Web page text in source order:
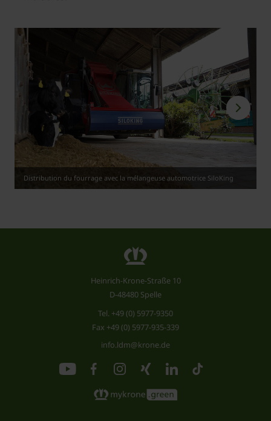
Distribution du fourrage avec la mélangeuse automotrice SiloKing
Heinrich-Krone-Straße 10
D-48480 Spelle
Tel. +49 (0) 5977-9350
Fax +49 (0) 5977-935-339
info.ldm@krone.de